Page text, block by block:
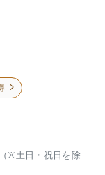

※土日・祝日を除